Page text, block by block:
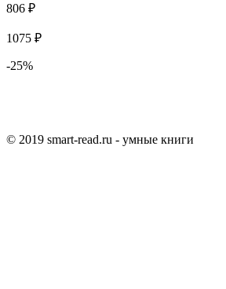
806 ₽
1075 ₽
-25%
© 2019 smart-read.ru - умные книги